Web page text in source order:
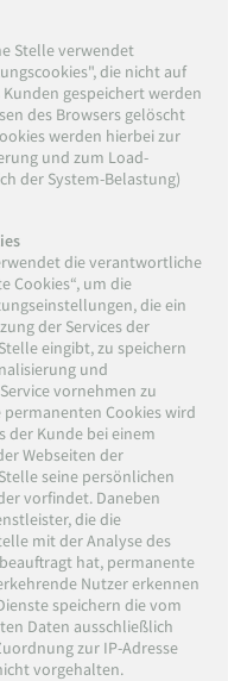
Stelle verwendet
die nicht auf
gespeichert werden
des Browsers gelöscht
werden hierbei zur
und zum Load-
der System-Belastung)
die verantwortliche
Cookies“, um die
die ein
der Services der
eingibt, zu speichern
und
vornehmen zu
Cookies wird
der Kunde bei einem
Webseiten der
seine persönlichen
vorfindet. Daneben
die die
mit der Analyse des
hat, permanente
Nutzer erkennen
speichern die vom
Daten ausschließlich
zur IP-Adresse
vorgehalten.